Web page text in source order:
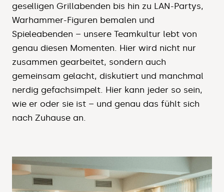
geselligen Grillabenden bis hin zu LAN-Partys,
Warhammer-Figuren bemalen und
Spieleabenden – unsere Teamkultur lebt von
genau diesen Momenten. Hier wird nicht nur
zusammen gearbeitet, sondern auch
gemeinsam gelacht, diskutiert und manchmal
nerdig gefachsimpelt. Hier kann jeder so sein,
wie er oder sie ist – und genau das fühlt sich
nach Zuhause an.